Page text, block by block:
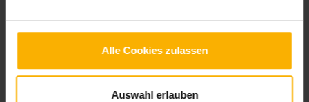
Alle Cookies zulassen
Auswahl erlauben